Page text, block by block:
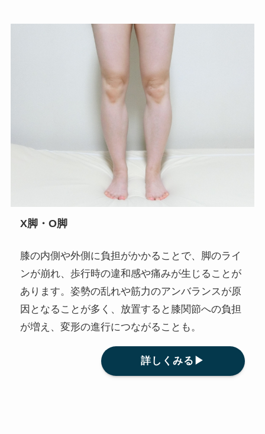
X脚・O脚
膝の内側や外側に負担がかかることで、脚のライ
ンが崩れ、歩行時の違和感や痛みが生じることが
あります。姿勢の乱れや筋力のアンバランスが原
因となることが多く、放置すると膝関節への負担
が増え、変形の進行につながることも。
詳しくみる▶